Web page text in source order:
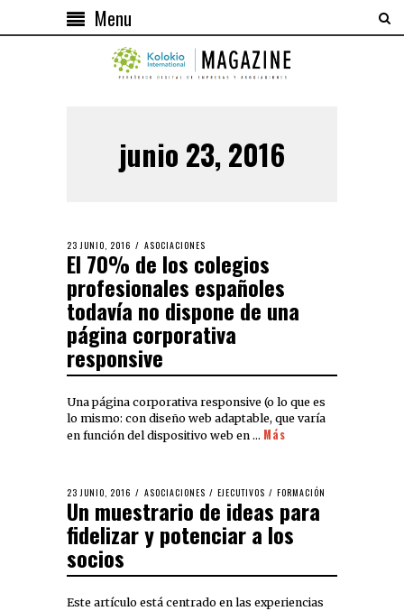
Menu
junio 23, 2016
23 JUNIO, 2016 ASOCIACIONES
El 70% de los colegios
profesionales españoles
todavía no dispone de una
página corporativa
responsive
Una página corporativa responsive (o lo que es
lo mismo: con diseño web adaptable, que varía
en función del dispositivo web en … Más
23 JUNIO, 2016 ASOCIACIONES / EJECUTIVOS / FORMACIÓN
Un muestrario de ideas para
fidelizar y potenciar a los
socios
Este artículo está centrado en las experiencias